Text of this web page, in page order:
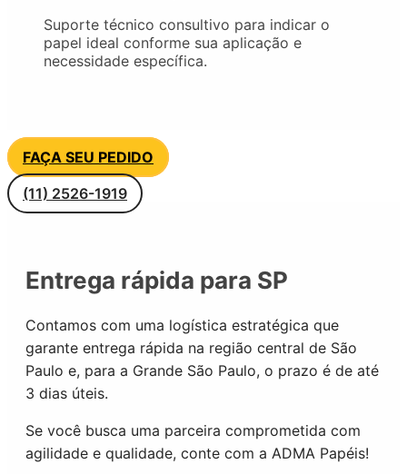
Suporte técnico consultivo para indicar o
papel ideal conforme sua aplicação e
necessidade específica.
FAÇA SEU PEDIDO
(11) 2526-1919
Entrega rápida para SP
Contamos com uma logística estratégica que
garante entrega rápida na região central de São
Paulo e, para a Grande São Paulo, o prazo é de até
3 dias úteis.
Se você busca uma parceira comprometida com
agilidade e qualidade, conte com a ADMA Papéis!